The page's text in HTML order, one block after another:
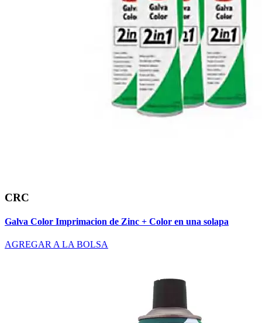
CRC
Galva Color Imprimacion de Zinc + Color en una solapa
AGREGAR A LA BOLSA